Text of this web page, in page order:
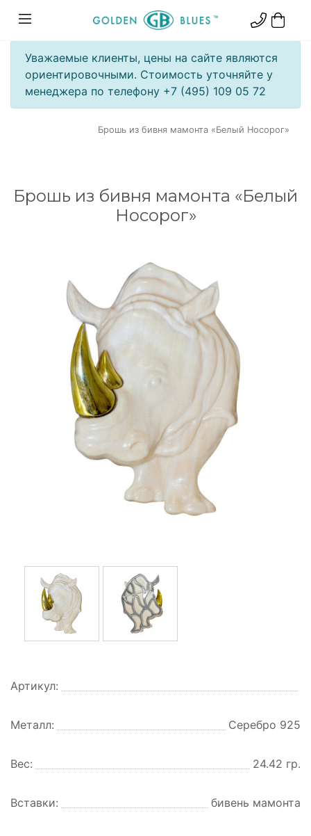
Уважаемые клиенты, цены на сайте являются
ориентировочными. Стоимость уточняйте у
менеджера по телефону +7 (495) 109 05 72
Брошь из бивня мамонта «Белый Носорог»
Брошь из бивня мамонта «Белый
Носорог»
Артикул:
Металл: Серебро 925
Вес: 24.42 гр.
Вставки: бивень мамонта